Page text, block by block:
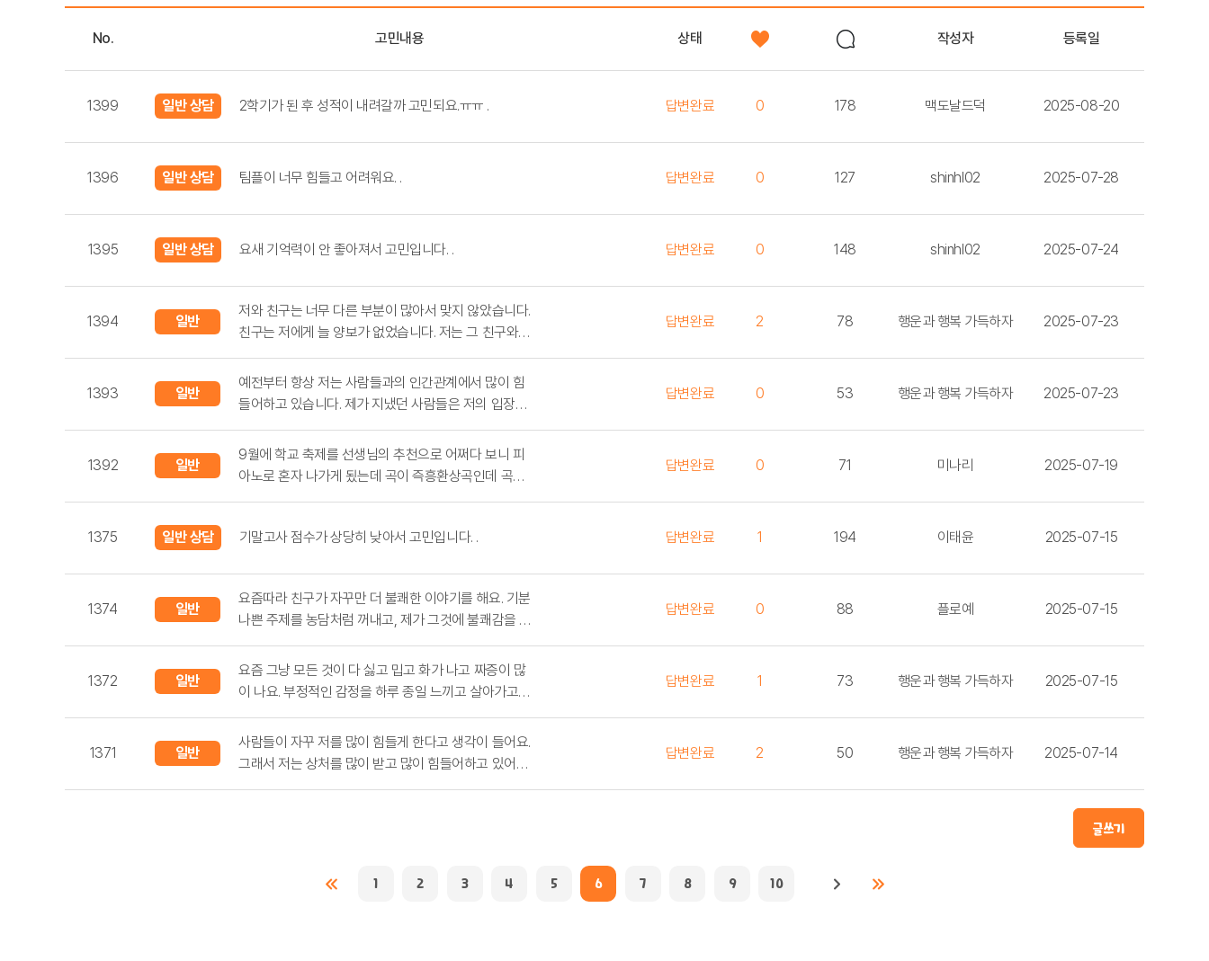
No. 고민내용 상태 작성자 등록일
1399 일반 상담 2학기가 된 후 성적이 내려갈까 고민되요.ㅠㅠ . 답변완료 0 178 맥도날드덕 2025-08-20
1396 일반 상담 팀플이 너무 힘들고 어려워요. . 답변완료 0 127 shinhl02 2025-07-28
1395 일반 상담 요새 기억력이 안 좋아져서 고민입니다. . 답변완료 0 148 shinhl02 2025-07-24
1394
일반
저와 친구는 너무 다른 부분이 많아서 맞지 않았습니다.
친구는 저에게 늘 양보가 없었습니다. 저는 그 친구와
지내는 관계가 너무 힘들었습니다. 그래서 그 친구와 지
내고 싶지 않아서 마음에서 멀어지고 고립이 되겠다고
답변완료 2 78 행운과 행복 가득하자 2025-07-23
1393
일반
예전부터 항상 저는 사람들과의 인간관계에서 많이 힘
들어하고 있습니다. 제가 지냈던 사람들은 저의 입장을
생각하지 않고 사람들은 원하는 대로 행동하려고 하는
것 같아요. 저와 지냈던 사람들은 계산적이고 너무 재고
따지고 사람과의 정... .
답변완료 0 53 행운과 행복 가득하자 2025-07-23
1392
일반
9월에 학교 축제를 선생님의 추천으로 어쩌다 보니 피
아노로 혼자 나가게 됬는데 곡이 즉흥환상곡인데 곡을
저번주에 받아서 아직 완벽하지 못한데,.. 잘 할 수 있을
답변완료 0 71 미나리 2025-07-19
1375 일반 상담 기말고사 점수가 상당히 낮아서 고민입니다. . 답변완료 1 194 이태윤 2025-07-15
1374
일반
요즘따라 친구가 자꾸만 더 불쾌한 이야기를 해요. 기분
나쁜 주제를 농담처럼 꺼내고, 제가 그것에 불쾌감을 표
하면 자꾸 장난이었다며 넘깁니다. 어떻게 하는 게 좋을
까요 ... .
답변완료 0 88 플로예 2025-07-15
1372
일반
요즘 그냥 모든 것이 다 싫고 밉고 화가 나고 짜증이 많
이 나요. 부정적인 감정을 하루 종일 느끼고 살아가고
있는것 같아요. 저한테 쌓여있는 화가 많은거 같아요.
그동안 하고 싶은 말도 못하고 항상 침묵하고 참는 편이
답변완료 1 73 행운과 행복 가득하자 2025-07-15
1371
일반
사람들이 자꾸 저를 많이 힘들게 한다고 생각이 들어요.
그래서 저는 상처를 많이 받고 많이 힘들어하고 있어요.
그래서 사람들이 너무 싫고 미워져요. 저는 고립되서 지
답변완료 2 50 행운과 행복 가득하자 2025-07-14
글쓰기
1 2 3 4 5 6 7 8 9 10